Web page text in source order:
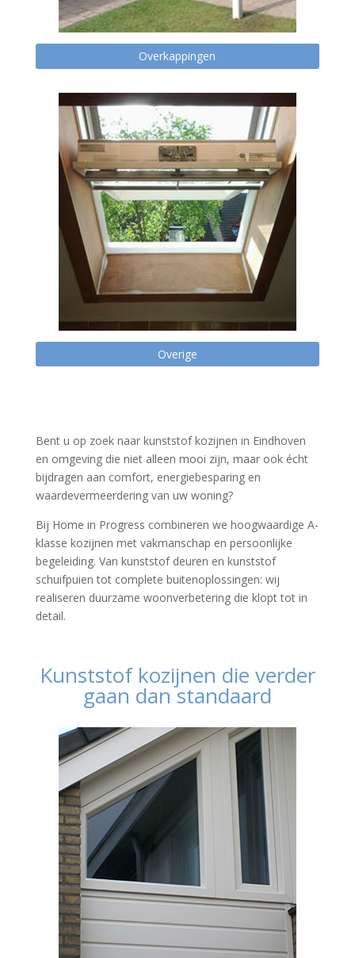
Overkappingen
Overige
Bent u op zoek naar kunststof kozijnen in Eindhoven
en omgeving die niet alleen mooi zijn, maar ook écht
bijdragen aan comfort, energiebesparing en
waardevermeerdering van uw woning?
Bij Home in Progress combineren we hoogwaardige A-
klasse kozijnen met vakmanschap en persoonlijke
begeleiding. Van kunststof deuren en kunststof
schuifpuien tot complete buitenoplossingen: wij
realiseren duurzame woonverbetering die klopt tot in
detail.
Kunststof kozijnen die verder
gaan dan standaard